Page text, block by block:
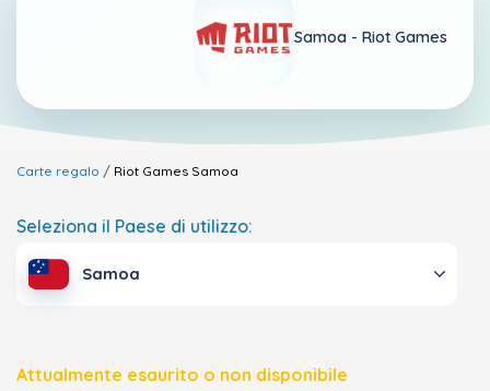
Samoa - Riot Games
Carte regalo Riot Games Samoa
Seleziona il Paese di utilizzo:
Samoa
Attualmente esaurito o non disponibile